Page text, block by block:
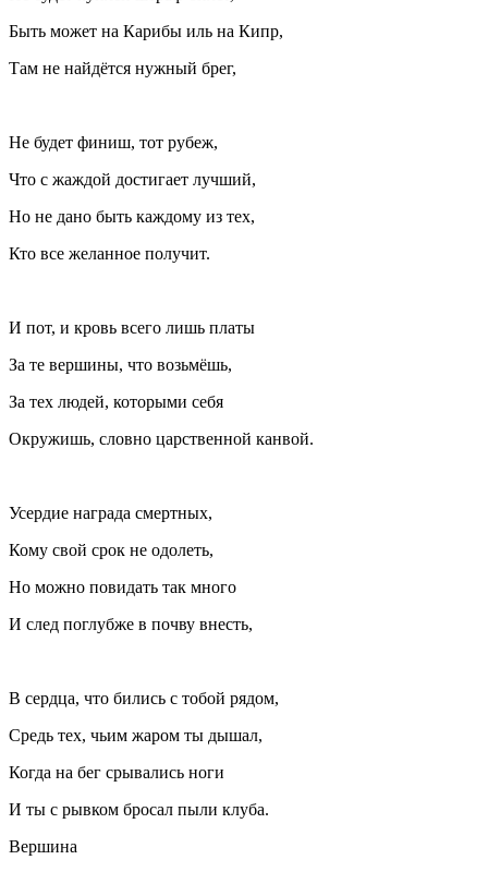
Быть может на Карибы иль на Кипр,
Там не найдётся нужный брег,
Не будет финиш, тот рубеж,
Что с жаждой достигает лучший,
Но не дано быть каждому из тех,
Кто все желанное получит.
И пот, и кровь всего лишь платы
За те вершины, что возьмёшь,
За тех людей, которыми себя
Окружишь, словно царственной канвой.
Усердие награда смертных,
Кому свой срок не одолеть,
Но можно повидать так много
И след поглубже в почву внесть,
В сердца, что бились с тобой рядом,
Средь тех, чьим жаром ты дышал,
Когда на бег срывались ноги
И ты с рывком бросал пыли клуба.
Вершина